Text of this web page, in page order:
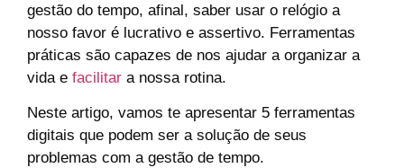
gestão do tempo, afinal, saber usar o relógio a
nosso favor é lucrativo e assertivo. Ferramentas
práticas são capazes de nos ajudar a organizar a
vida e facilitar a nossa rotina.
Neste artigo, vamos te apresentar 5 ferramentas
digitais que podem ser a solução de seus
problemas com a gestão de tempo.